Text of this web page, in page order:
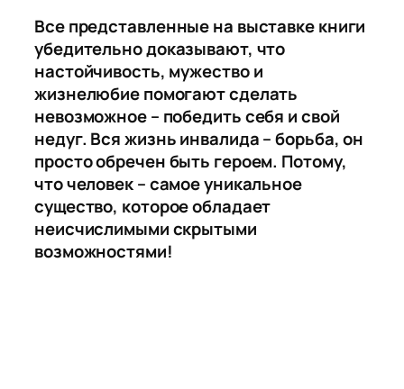
Все представленные на выставке книги
убедительно доказывают, что
настойчивость, мужество и
жизнелюбие помогают сделать
невозможное – победить себя и свой
недуг. Вся жизнь инвалида – борьба, он
просто обречен быть героем. Потому,
что человек – самое уникальное
существо, которое обладает
неисчислимыми скрытыми
возможностями!